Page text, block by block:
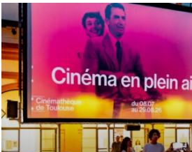
Les Nocturnes de la Cité de l’espace 2026 :